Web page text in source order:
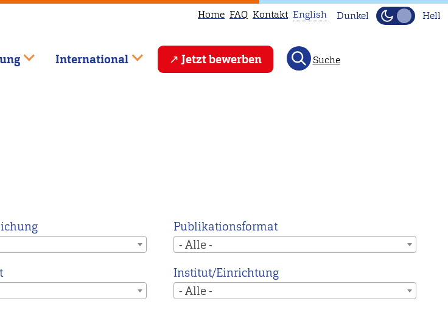
Home FAQ Kontakt
This
page
main
page
English Dunkel Hell
International Jetzt bewerben Suche
Publikationsformat
- Alle -
Institut/Einrichtung
- Alle -